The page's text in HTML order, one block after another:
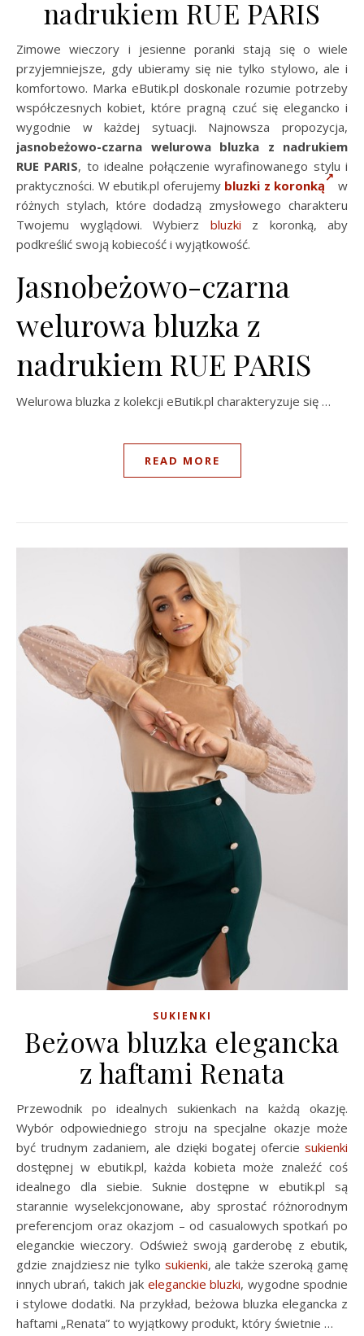
nadrukiem RUE PARIS
Zimowe wieczory i jesienne poranki stają się o wiele
przyjemniejsze, gdy ubieramy się nie tylko stylowo, ale i
komfortowo. Marka eButik.pl doskonale rozumie potrzeby
współczesnych kobiet, które pragną czuć się elegancko i
wygodnie w każdej sytuacji. Najnowsza propozycja,
jasnobeżowo-czarna welurowa bluzka z nadrukiem
RUE PARIS, to idealne połączenie wyrafinowanego stylu i
praktyczności. W ebutik.pl oferujemy bluzki z koronką
w
różnych stylach, które dodadzą zmysłowego charakteru
Twojemu wyglądowi. Wybierz bluzki z koronką, aby
podkreślić swoją kobiecość i wyjątkowość.
Jasnobeżowo-czarna
welurowa bluzka z
nadrukiem RUE PARIS
Welurowa bluzka z kolekcji eButik.pl charakteryzuje się …
READ MORE
SUKIENKI
Beżowa bluzka elegancka
z haftami Renata
Przewodnik po idealnych sukienkach na każdą okazję.
Wybór odpowiedniego stroju na specjalne okazje może
być trudnym zadaniem, ale dzięki bogatej ofercie sukienki
dostępnej w ebutik.pl, każda kobieta może znaleźć coś
idealnego dla siebie. Suknie dostępne w ebutik.pl są
starannie wyselekcjonowane, aby sprostać różnorodnym
preferencjom oraz okazjom – od casualowych spotkań po
eleganckie wieczory. Odśwież swoją garderobę z ebutik,
gdzie znajdziesz nie tylko sukienki, ale także szeroką gamę
innych ubrań, takich jak eleganckie bluzki, wygodne spodnie
i stylowe dodatki. Na przykład, beżowa bluzka elegancka z
haftami „Renata” to wyjątkowy produkt, który świetnie …